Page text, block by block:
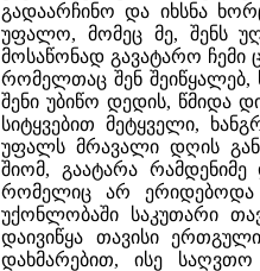
გადაარჩინო და იხსნა
უფალო, მომეც მე, შენს
მოსაწონად გავატარო ჩემი
რომელთაც შენ
შენი უბიწო დედის, წმიდა
სიტყვებით მეტყველი,
უფალს მრავალი დღის
შიომ, გაატარა
რომელიც არ ერიდებოდა
უქონლობაში საკუთარი
დაივიწყა თავისი
დახმარებით, ისე